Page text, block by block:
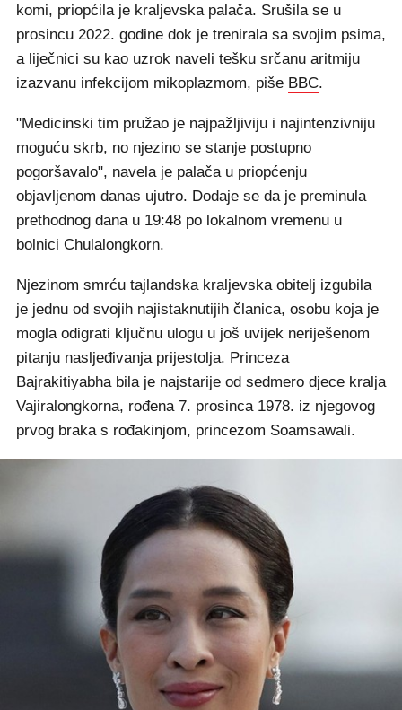
komi, priopćila je kraljevska palača. Srušila se u
prosincu 2022. godine dok je trenirala sa svojim psima,
a liječnici su kao uzrok naveli tešku srčanu aritmiju
izazvanu infekcijom mikoplazmom, piše BBC.
"Medicinski tim pružao je najpažljiviju i najintenzivniju
moguću skrb, no njezino se stanje postupno
pogoršavalo", navela je palača u priopćenju
objavljenom danas ujutro. Dodaje se da je preminula
prethodnog dana u 19:48 po lokalnom vremenu u
bolnici Chulalongkorn.
Njezinom smrću tajlandska kraljevska obitelj izgubila
je jednu od svojih najistaknutijih članica, osobu koja je
mogla odigrati ključnu ulogu u još uvijek neriješenom
pitanju nasljeđivanja prijestolja. Princeza
Bajrakitiyabha bila je najstarije od sedmero djece kralja
Vajiralongkorna, rođena 7. prosinca 1978. iz njegovog
prvog braka s rođakinjom, princezom Soamsawali.